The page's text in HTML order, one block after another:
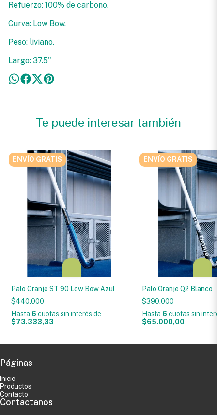
Refuerzo: 100% de carbono.
Curva: Low Bow.
Peso: liviano.
Largo: 37.5"
Te puede interesar también
ENVÍO GRATIS
Palo Oranje ST 90 Low Bow Azul
$440.000
Hasta 6 cuotas sin interés de
$73.333,33
ENVÍO GRATIS
Palo Oranje Q2 Blanco
$390.000
Hasta 6 cuotas sin
$65.000,00
Páginas
Inicio
Productos
Contacto
Contactanos